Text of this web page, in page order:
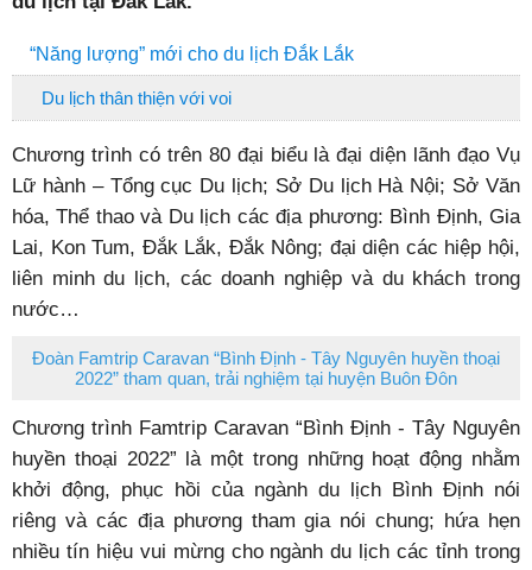
“Năng lượng” mới cho du lịch Đắk Lắk
Du lịch thân thiện với voi
Chương trình có trên 80 đại biểu là đại diện lãnh đạo Vụ
Lữ hành – Tổng cục Du lịch; Sở Du lịch Hà Nội; Sở Văn
hóa, Thể thao và Du lịch các địa phương: Bình Định, Gia
Lai, Kon Tum, Đắk Lắk, Đắk Nông; đại diện các hiệp hội,
liên minh du lịch, các doanh nghiệp và du khách trong
nước…
Đoàn Famtrip Caravan “Bình Định - Tây Nguyên huyền thoại
2022” tham quan, trải nghiệm tại huyện Buôn Đôn
Chương trình Famtrip Caravan “Bình Định - Tây Nguyên
huyền thoại 2022” là một trong những hoạt động nhằm
khởi động, phục hồi của ngành du lịch Bình Định nói
riêng và các địa phương tham gia nói chung; hứa hẹn
nhiều tín hiệu vui mừng cho ngành du lịch các tỉnh trong